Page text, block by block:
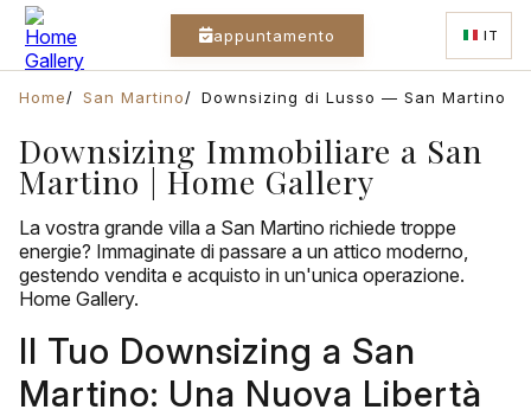
appuntamento IT
Home San Martino Downsizing di Lusso — San Martino
Downsizing Immobiliare a San
Martino | Home Gallery
La vostra grande villa a San Martino richiede troppe
energie? Immaginate di passare a un attico moderno,
gestendo vendita e acquisto in un'unica operazione.
Home Gallery.
Il Tuo Downsizing a San
Martino: Una Nuova Libertà